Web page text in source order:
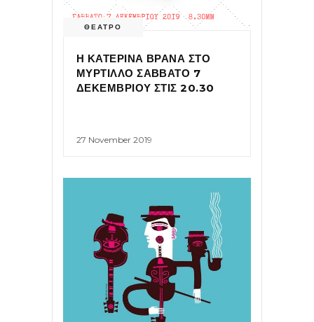
ΘΕΑΤΡΟ
Η ΚΑΤΕΡΙΝΑ ΒΡΑΝΑ ΣΤΟ
ΜΥΡΤΙΛΛΟ ΣΑΒΒΑΤΟ 7
ΔΕΚΕΜΒΡΙΟΥ ΣΤΙΣ 20.30
27 November 2019